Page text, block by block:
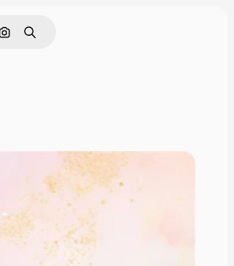
通過圖像搜索
搜尋